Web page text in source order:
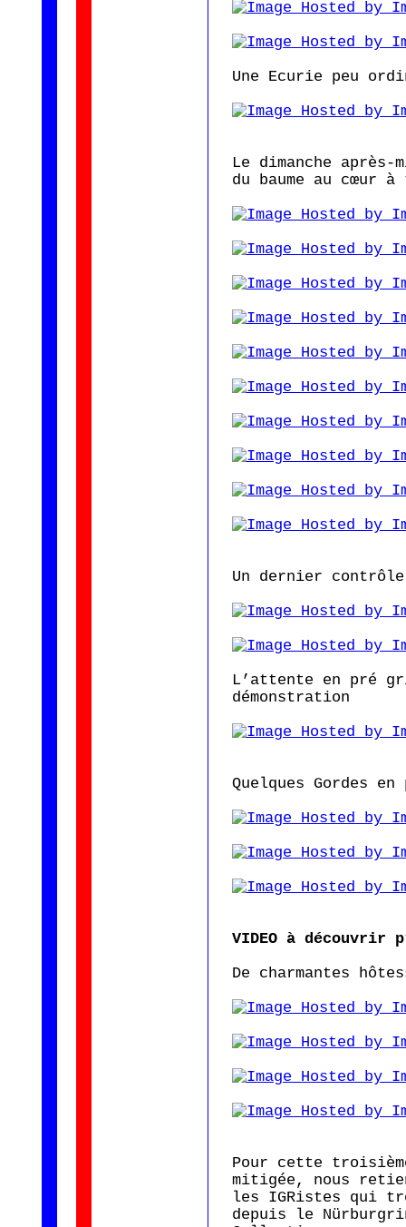
Une Ecurie peu
Le dimanche
du baume au cœur
Un dernier contrôle
L’attente en pré
démonstration
Quelques Gordes
VIDEO à découvrir
De charmantes
Pour cette
mitigée, nous
les IGRistes qui
depuis le